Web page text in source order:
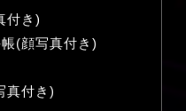
付き)
(顔写真付き)
真付き)